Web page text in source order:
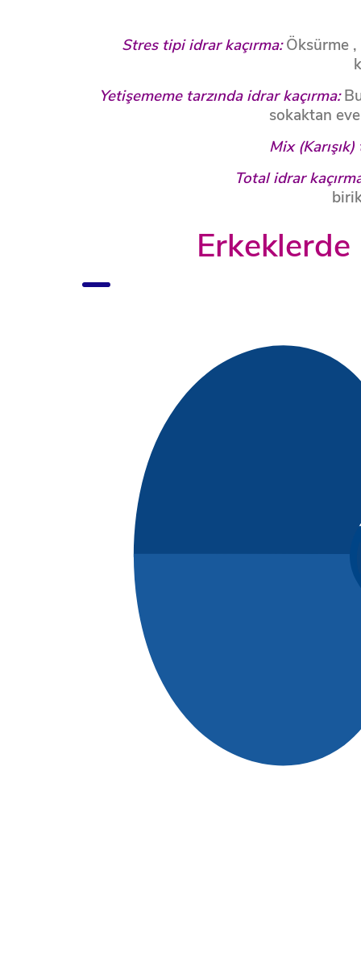
Stres tipi idrar kaçırma:Öksürme
Yetişememe tarzında idrar kaçırma:
sokaktan
Mix
Total idrar
Erkeklerde